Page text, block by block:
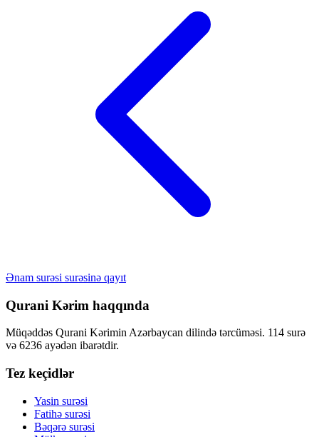
Ənam surəsi surəsinə qayıt
Qurani Kərim haqqında
Müqəddəs Qurani Kərimin Azərbaycan dilində tərcüməsi. 114 surə
və 6236 ayədən ibarətdir.
Tez keçidlər
Yasin surəsi
Fatihə surəsi
Bəqərə surəsi